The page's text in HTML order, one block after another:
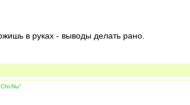
в руках - выводы делать рано.
Nu"